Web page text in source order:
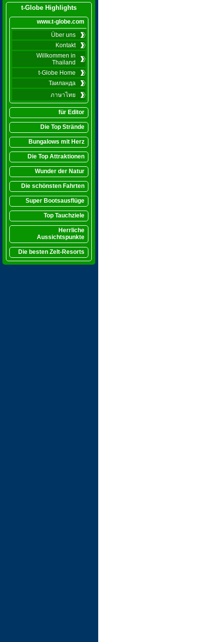
t-Globe Highlights
www.t-globe.com
Über uns
Kontakt
Willkommen in
Thailand
t-Globe Home
Таиланда
ภาษาไทย
für Editor
Die Top Strände
Bungalows mit Herz
Die Top Attraktionen
Wunder der Natur
Die schönsten Fahrten
Super Bootsausflüge
Top Tauchziele
Herrliche
Aussichtspunkte
Die besten Zelt-Resorts